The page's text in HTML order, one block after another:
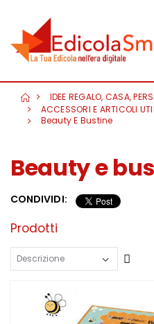
IDEE REGALO, CASA,
ACCESSORI E ARTICOLI
Beauty E Bustine
Beauty e
CONDIVIDI:
Prodotti